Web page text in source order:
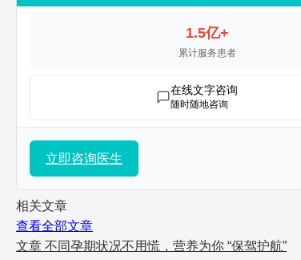
1.5亿+
累计服务患者
在线文字咨询
随时随地咨询
立即咨询医生
相关文章
查看全部文章
文章 不同孕期状况不用慌，营养为你 “保驾护航”